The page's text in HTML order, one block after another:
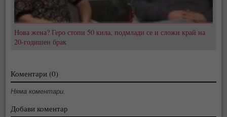
Нова жена? Геро стопи 50 кила, подмлади се и сложи край на
20-годишен брак
Коментари (0)
Няма коментари.
Добави коментар